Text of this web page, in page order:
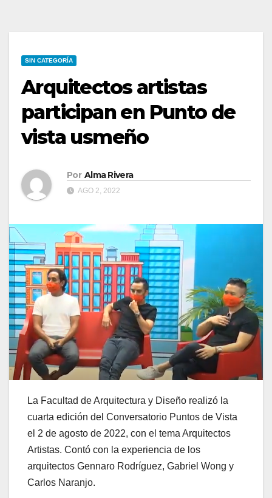
SIN CATEGORÍA
Arquitectos artistas
participan en Punto de
vista usmeño
Por Alma Rivera
AGO 2, 2022
La Facultad de Arquitectura y Diseño realizó la
cuarta edición del Conversatorio Puntos de Vista
el 2 de agosto de 2022, con el tema Arquitectos
Artistas. Contó con la experiencia de los
arquitectos Gennaro Rodríguez, Gabriel Wong y
Carlos Naranjo.